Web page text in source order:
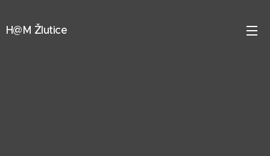
H@M Žlutice